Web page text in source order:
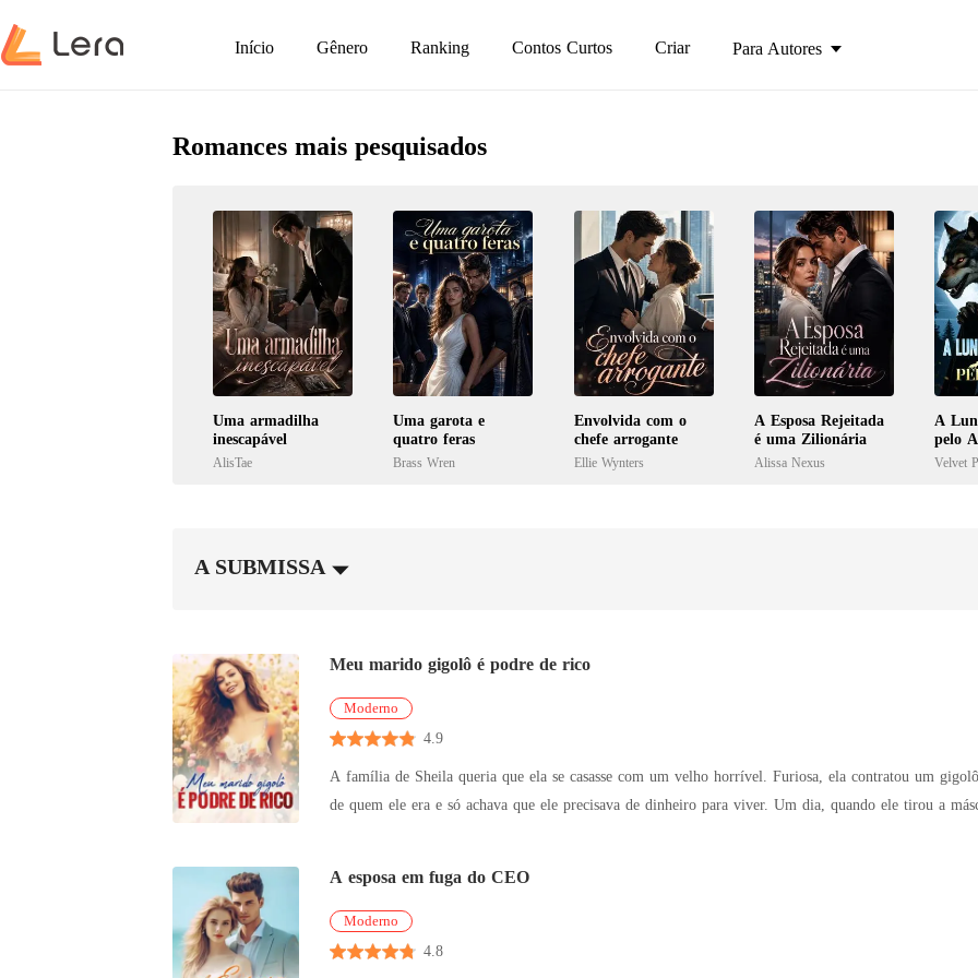
Início Gênero Ranking Contos Curtos Criar Para Autores
Romances mais pesquisados
Uma armadilha
inescapável
AlisTae
Uma garota e
quatro feras
Brass Wren
Envolvida com o
chefe arrogante
Ellie Wynters
A Esposa Rejeitada
é uma Zilionária
Alissa Nexus
A
pelo
Velvet
A SUBMISSA
Meu marido gigolô é podre de rico
Moderno
4.9
A família de Sheila queria que ela se casasse com um velho horrível. Furiosa, ela contratou um gigolô para atuar
de quem ele era e só achava que ele precisava de dinheiro para viver. Um dia, quando ele tirou a máscara, ela descobriu que ele era um magnata. A
A esposa em fuga do CEO
Moderno
4.8